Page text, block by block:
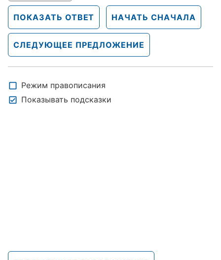
ПОКАЗАТЬ ОТВЕТ НАЧАТЬ СНАЧАЛА
СЛЕДУЮЩЕЕ ПРЕДЛОЖЕНИЕ
Режим правописания
Показывать подсказки